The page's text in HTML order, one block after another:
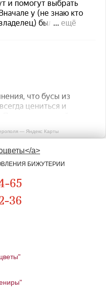
— Яндекс Карты
БИЖУТЕРИИ
65
36